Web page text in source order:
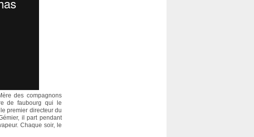
des compagnons
de faubourg qui le
premier directeur du
il part pendant
Chaque soir, le